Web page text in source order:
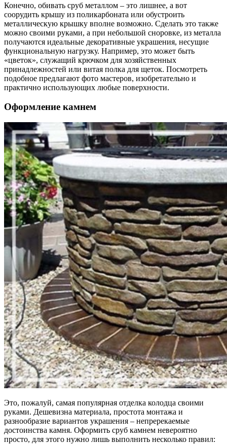
Конечно, обивать сруб металлом – это лишнее, а вот
соорудить крышу из поликарбоната или обустроить
металлическую крышку вполне возможно. Сделать это также
можно своими руками, а при небольшой сноровке, из металла
получаются идеальные декоративные украшения, несущие
функциональную нагрузку. Например, это может быть
«цветок», служащий крючком для хозяйственных
принадлежностей или витая полка для щеток. Посмотреть
подобное предлагают фото мастеров, изобретательно и
практично использующих любые поверхности.
Оформление камнем
Это, пожалуй, самая популярная отделка колодца своими
руками. Дешевизна материала, простота монтажа и
разнообразие вариантов украшения – непререкаемые
достоинства камня. Оформить сруб камнем невероятно
просто, для этого нужно лишь выполнить несколько правил: